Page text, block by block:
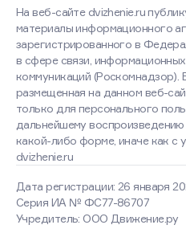
Дата регистрации: 26 января
Серия ИА № ФС77-86707
Учредитель: ООО Движение.ру
На веб-сайте dvizhenie.ru
материалы информационного
зарегистрированного в
в сфере связи,
коммуникаций (Роскомнадзор).
размещенная на данном веб-
только для персонального
дальнейшему
какой-либо форме, иначе как с
dvizhenie.ru